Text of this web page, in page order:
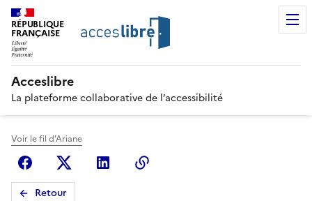
RÉPUBLIQUE
FRANÇAISE
Acceslibre
La plateforme collaborative de l’accessibilité
Voir le fil d'Ariane
FacebookX (anciennement Twitter)
Linkedin
Retour